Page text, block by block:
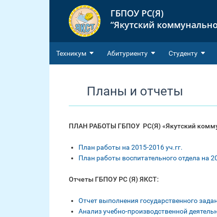
ГБПОУ РС(Я)
“Якутский
Техникум Абитуриенту Студенту
Планы и отчеты
ПЛАН РАБОТЫ ГБПОУ РС(Я) «Якутский
План работы на 2015-2016 уч.гг.
План работы воспитательного отдела на
Отчеты ГБПОУ РС (Я) ЯКСТ:
Отчет выполнения государственного
Анализ учебно-производственной